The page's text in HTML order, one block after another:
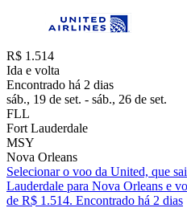
R$ 1.514
Ida e volta
Encontrado há 2 dias
sáb., 19 de set. - sáb., 26 de set.
FLL
Fort Lauderdale
MSY
Nova Orleans
Selecionar o voo da United, que
Lauderdale para Nova Orleans e
de R$ 1.514. Encontrado há 2 dias